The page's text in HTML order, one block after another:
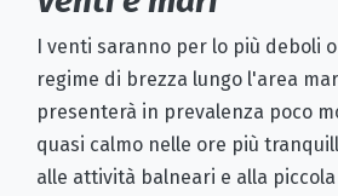
I venti saranno per lo più deboli
regime di brezza lungo l'area
presenterà in prevalenza poco
quasi calmo nelle ore più
alle attività balneari e alla